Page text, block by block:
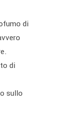
di
di
sullo